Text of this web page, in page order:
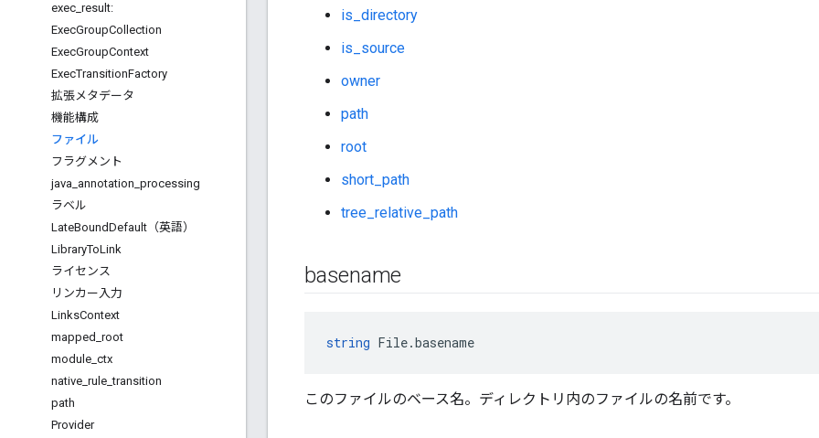
exec result:
ExecGroupCollection
ExecGroupContext
ExecTransitionFactory
拡張メタデータ
機能構成
ファイル
フラグメント
java annotation processing
ラベル
LateBoundDefault（英語）
LibraryToLink
ライセンス
リンカー入力
LinksContext
mapped root
module ctx
native rule _transition
path
Provider
is_directory
is_source
owner
path
root
short_path
tree_relative_path
basename
string File.basename
このファイルのベース名。ディレクトリ内のファイルの名前です。